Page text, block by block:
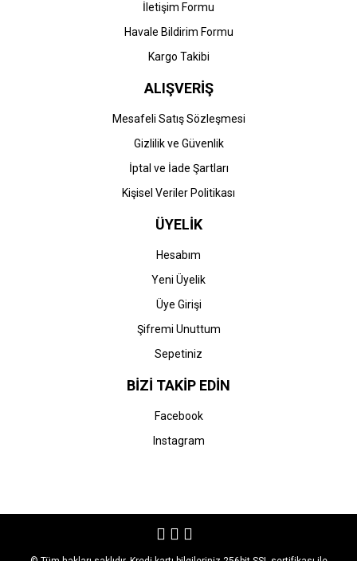
İletişim Formu
Havale Bildirim Formu
Kargo Takibi
ALIŞVERİŞ
Mesafeli Satış Sözleşmesi
Gizlilik ve Güvenlik
İptal ve İade Şartları
Kişisel Veriler Politikası
ÜYELİK
Hesabım
Yeni Üyelik
Üye Girişi
Şifremi Unuttum
Sepetiniz
BİZİ TAKİP EDİN
Facebook
Instagram